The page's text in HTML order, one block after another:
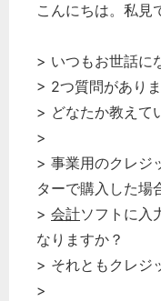
こんにちは。私見
> いつもお世話に
> 2つ質問がありま
> どなたか教えて
>
> 事業用のクレジ
ターで購入した場
> 会計ソフトに入
なりますか？
> それともクレジ
>